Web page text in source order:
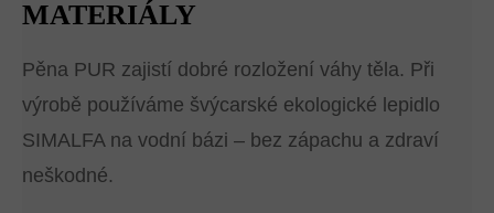
MATERIÁLY
Pěna PUR zajistí dobré rozložení váhy těla. Při
výrobě používáme švýcarské ekologické lepidlo
SIMALFA na vodní bázi – bez zápachu a zdraví
neškodné.